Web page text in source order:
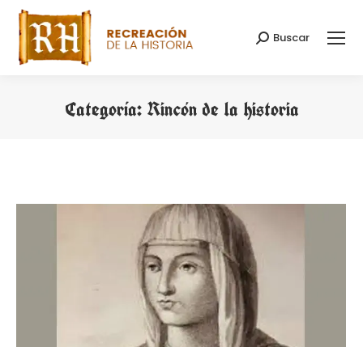
Buscar:
Buscar
Categoría: Rincón de la historia